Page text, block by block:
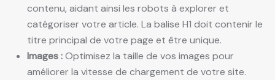
contenu, aidant ainsi les robots à explorer et
catégoriser votre article. La balise H1 doit contenir le
titre principal de votre page et être unique.
Images :Optimisez la taille de vos images pour
améliorer la vitesse de chargement de votre site.